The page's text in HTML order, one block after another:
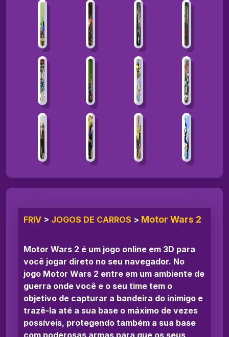
FRIV > JOGOS DE CARROS > Motor Wars 2
Motor Wars 2 é um jogo online em 3D para
você jogar direto no seu navegador. No
jogo Motor Wars 2 entre em um ambiente de
guerra onde você e o seu time tem o
objetivo de capturar a bandeira do inimigo e
trazê-la até a sua base o máximo de vezes
possíveis, protegendo também a sua base